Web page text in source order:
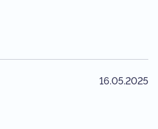
16.05.2025